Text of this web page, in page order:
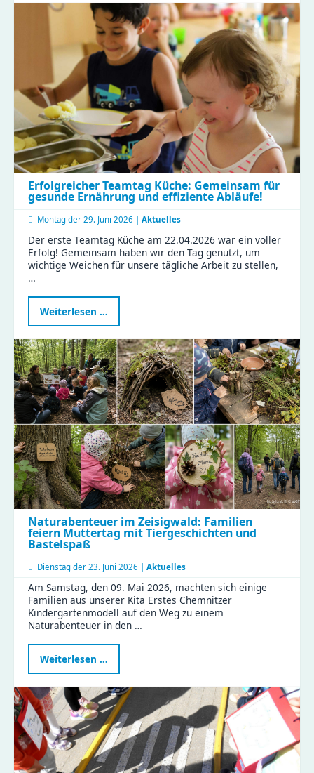
Esche
Erfolgreicher Teamtag Küche: Gemeinsam für
gesunde Ernährung und effiziente Abläufe!
Montag der 29. Juni 2026 | Aktuelles
Der erste Teamtag Küche am 22.04.2026 war ein voller
Erfolg! Gemeinsam haben wir den Tag genutzt, um
wichtige Weichen für unsere tägliche Arbeit zu stellen,
…
Weiterlesen …
Teamtag
Gemeinsam
für
gesunde
Ernährung
und
effiziente
Abläufe!
Naturabenteuer im Zeisigwald: Familien
feiern Muttertag mit Tiergeschichten und
Bastelspaß
Dienstag der 23. Juni 2026 | Aktuelles
Am Samstag, den 09. Mai 2026, machten sich einige
Familien aus unserer Kita Erstes Chemnitzer
Kindergartenmodell auf den Weg zu einem
Naturabenteuer in den …
Weiterlesen …
im
Zeisigwald:
Familien
feiern
Muttertag
mit
Tiergeschichten
und